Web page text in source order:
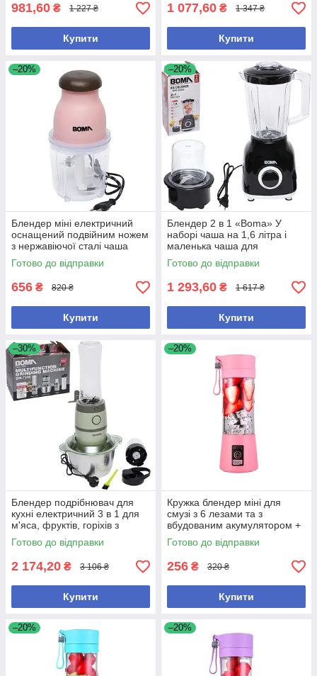
981,60 ₴ 1 227 ₴
Купити
1 077,60 ₴ 1 347 ₴
Купити
–20%
Блендер міні електричний
оснащений подвійним ножем
з нержавіючої сталі чаша
600мл
Готово до відправки
656 ₴ 820 ₴
Купити
–20%
Блендер 2 в 1 «Boma» У
наборі чаша на 1,6 літра і
маленька чаша для
перетирання кави, горіхів,
Потужність 350 W
Готово до відправки
1 293,60 ₴ 1 617 ₴
Купити
–30%
Блендер подрібнювач для
кухні електричний 3 в 1 для
м'яса, фруктів, горіхів з
чашею 2л + пляшка 0,6л для
смузі
Готово до відправки
2 174,20 ₴ 3 106 ₴
Купити
–20%
Кружка блендер міні для
смузі з 6 лезами та з
вбудованим акумулятором +
USB Об'єм 380 мл рожева
Готово до відправки
256 ₴ 320 ₴
Купити
–20% –20%